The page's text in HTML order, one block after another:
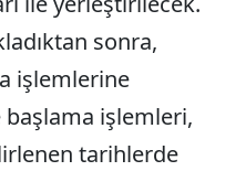
sonra,
işlemlerine
başlama işlemleri,
tarihlerde